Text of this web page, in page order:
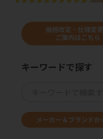
価格改定・仕様変
ご案内はこちら
キーワードで探す
メーカー＆ブランドか